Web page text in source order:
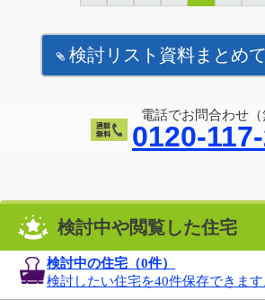
検討リスト資料まとめ
電話でお問合わせ（
0120-
検討中や閲覧した住宅
検討中の住宅（0件）
検討したい住宅を40件保存できます